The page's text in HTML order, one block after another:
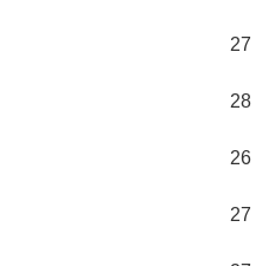
27
28
26
27